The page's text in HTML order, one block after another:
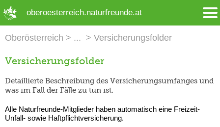
oberoesterreich.naturfreunde.at
Oberösterreich Versicherungsfolder
Versicherungsfolder
Detaillierte Beschreibung des Versicherungsumfanges und
was im Fall der Fälle zu tun ist.
Alle Naturfreunde-Mitglieder haben automatisch eine Freizeit-
Unfall- sowie Haftpflichtversicherung.